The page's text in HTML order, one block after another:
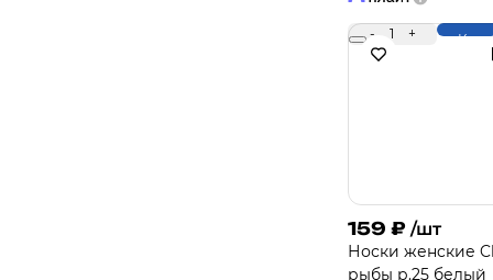
- 1 +
159 ₽ /шт
Носки женcкие
рыбы р.25 белый